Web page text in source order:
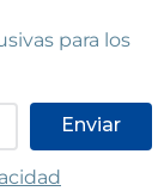
para los
Enviar